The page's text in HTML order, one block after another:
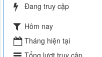
Đang truy cập
Hôm nay
Tháng hiện tại